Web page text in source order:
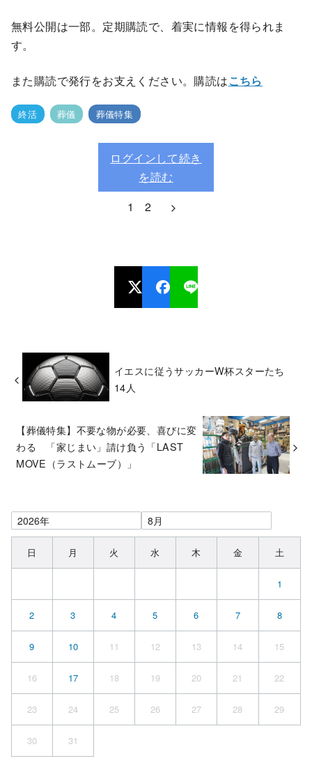
無料公開は一部。定期購読で、着実に情報を得られま
す。
また購読で発行をお支えください。購読はこちら
終活 葬儀 葬儀特集
ログインして続き
を読む
1
2
イエスに従うサッカーW杯スターたち
14人
【葬儀特集】不要な物が必要、喜びに変
わる 「家じまい」請け負う「LAST
MOVE（ラストムーブ）」
日 月 火 水 木 金 土
1
2 3 4 5 6 7 8
9 10 11 12 13 14 15
16 17 18 19 20 21 22
23 24 25 26 27 28 29
30 31